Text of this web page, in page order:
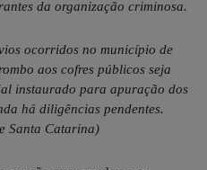
da organização criminosa.
ocorridos no município de
aos cofres públicos seja
instaurado para apuração dos
há diligências pendentes.
Santa Catarina)